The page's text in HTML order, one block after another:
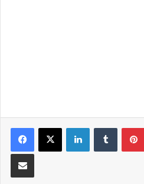
LinkedInTumblr
Partilhar Via Email